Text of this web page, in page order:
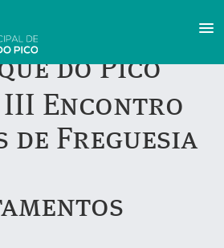
do Pico
Encontro
de Freguesia